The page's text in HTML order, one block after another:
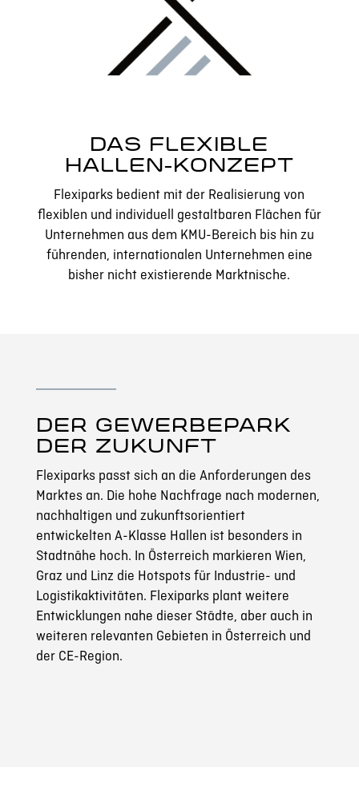
DAS FLEXIBLE
HALLEN-KONZEPT
Flexiparks bedient mit der Realisierung von
flexiblen und individuell gestaltbaren Flächen für
Unternehmen aus dem KMU-Bereich bis hin zu
führenden, internationalen Unternehmen eine
bisher nicht existierende Marktnische.
DER GEWERBEPARK
DER ZUKUNFT
Flexiparks passt sich an die Anforderungen des
Marktes an. Die hohe Nachfrage nach modernen,
nachhaltigen und zukunftsorientiert
entwickelten A-Klasse Hallen ist besonders in
Stadtnähe hoch. In Österreich markieren Wien,
Graz und Linz die Hotspots für Industrie- und
Logistikaktivitäten. Flexiparks plant weitere
Entwicklungen nahe dieser Städte, aber auch in
weiteren relevanten Gebieten in Österreich und
der CE-Region.